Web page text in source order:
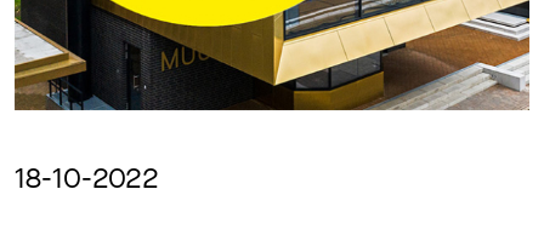
18-10-2022